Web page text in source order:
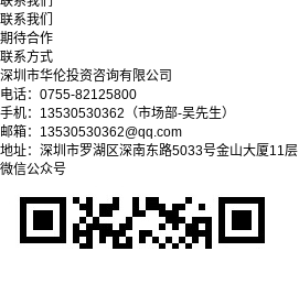
联系我们
期待合作
联系方式
深圳市华伦投资咨询有限公司
电话：0755-82125800
手机：13530530362（市场部-吴先生）
邮箱：13530530362@qq.com
地址：深圳市罗湖区深南东路5033号金山大厦11层
微信公众号